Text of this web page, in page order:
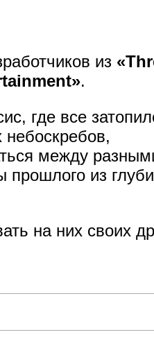
из
.
где все
небоскребов,
между
прошлого из
на них своих